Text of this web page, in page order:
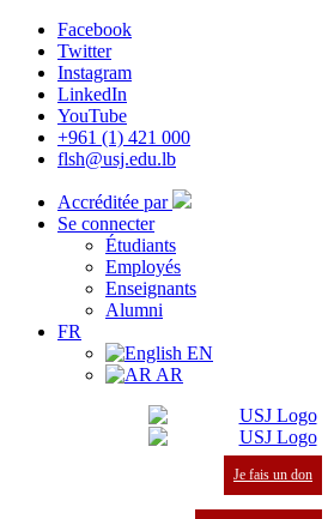
Facebook
Twitter
Instagram
LinkedIn
YouTube
+961 (1) 421 000
flsh@usj.edu.lb
Accréditée par
Se connecter
Étudiants
Employés
Enseignants
Alumni
FR
EN
AR
Je fais un don